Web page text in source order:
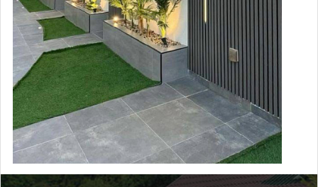
Монтаж забора из
универсальной доски ДПК